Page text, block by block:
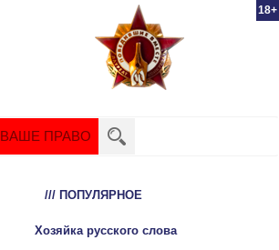
18+
ВАШЕ ПРАВО
/// ПОПУЛЯРНОЕ
Хозяйка русского слова